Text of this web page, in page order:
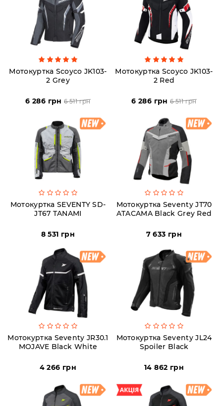
Аксесуари
Акції
artmoto.info@gmail.com
Режим
роботи:
19:00
Мотокуртка Scoyco JK103-
2 Grey
6 286 грн 6 511 грн
Мотокуртка Scoyco JK103-
2 Red
6 286 грн 6 511 грн
Мотокуртка SEVENTY SD-
JT67 TANAMI
8 531 грн
Мотокуртка Seventy JT70
ATACAMA Black Grey Red
7 633 грн
Мотокуртка Seventy JR30.1
MOJAVE Black White
4 266 грн
Мотокуртка Seventy JL24
Spoiler Black
14 862 грн